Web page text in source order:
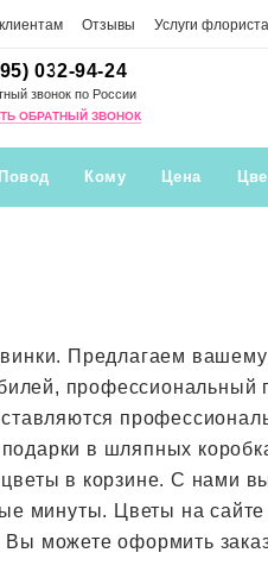
Отзывы Услуги флориста
032-94-24
звонок по России
ОБРАТНЫЙ ЗВОНОК
Повод Кому Цена
Предлагаем
профессиональный
в шляпных
в корзине. С нами
минуты. Цветы на
Вы можете оформить